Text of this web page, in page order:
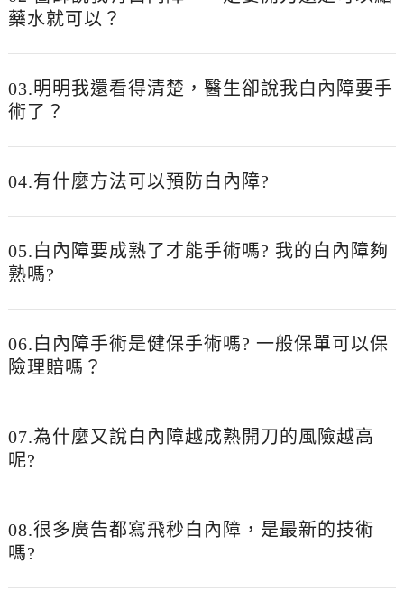
藥水就可以？
03.明明我還看得清楚，醫生卻說我白內障要手
術了？
04.有什麼方法可以預防白內障?
05.白內障要成熟了才能手術嗎? 我的白內障夠
熟嗎?
06.白內障手術是健保手術嗎? 一般保單可以保
險理賠嗎？
07.為什麼又說白內障越成熟開刀的風險越高
呢?
08.很多廣告都寫飛秒白內障，是最新的技術
嗎?